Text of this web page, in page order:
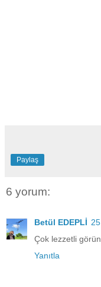
Paylaş
6 yorum:
Betül EDEPLİ
Çok lezzetli
Yanıtla